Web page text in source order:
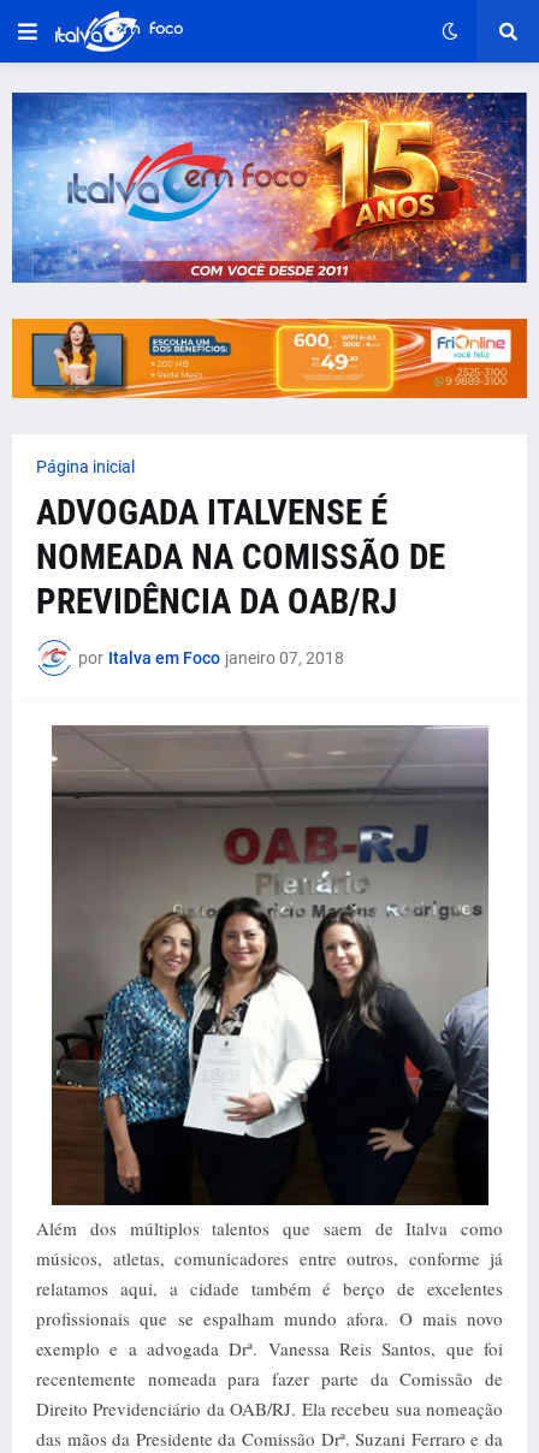
Página inicial
ADVOGADA ITALVENSE É
NOMEADA NA COMISSÃO DE
PREVIDÊNCIA DA OAB/RJ
por Italva em Foco janeiro 07, 2018
Além dos múltiplos talentos que saem de Italva como
músicos, atletas, comunicadores entre outros, conforme já
relatamos aqui, a cidade também é berço de excelentes
profissionais que se espalham mundo afora. O mais novo
exemplo e a advogada Drª. Vanessa Reis Santos, que foi
recentemente nomeada para fazer parte da Comissão de
Direito Previdenciário da OAB/RJ. Ela recebeu sua nomeação
das mãos da Presidente da Comissão Drª. Suzani Ferraro e da